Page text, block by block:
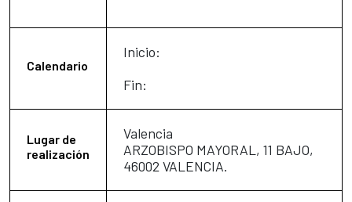
Calendario
Inicio:
Fin:
Lugar de
realización
Valencia
ARZOBISPO MAYORAL, 11 BAJO,
46002 VALENCIA.